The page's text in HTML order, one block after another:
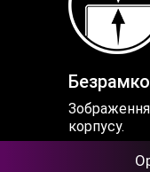
корпусу.